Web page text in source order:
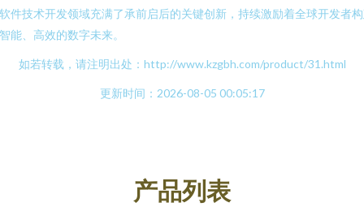
件技术开发领域充满了承前启后的关键创新，持续激励着全球开发者
能、高效的数字未来。
如若转载，请注明出处：http://www.kzgbh.com/product/31.html
更新时间：2026-08-05 00:05:17
产品列表